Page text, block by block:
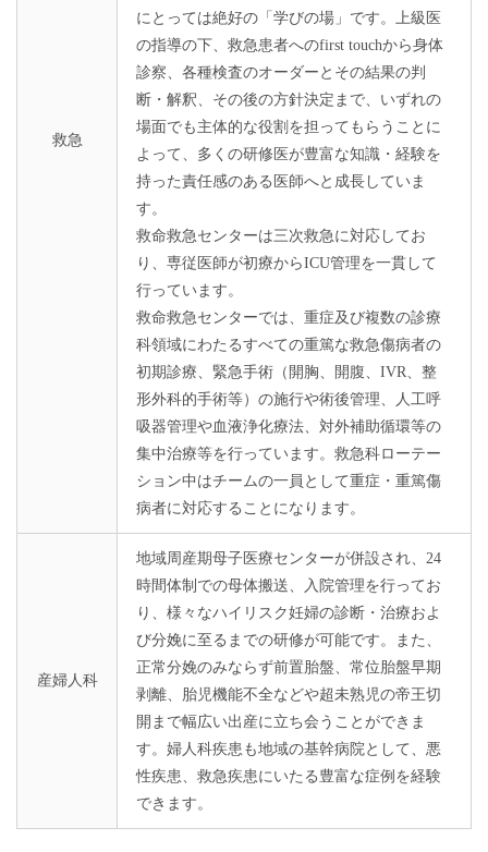
救急
にとっては絶好の「学びの場」です。上級医
の指導の下、救急患者へのfirst touchから身体
診察、各種検査のオーダーとその結果の判
断・解釈、その後の方針決定まで、いずれの
場面でも主体的な役割を担ってもらうことに
よって、多くの研修医が豊富な知識・経験を
持った責任感のある医師へと成長していま
す。
救命救急センターは三次救急に対応してお
り、専従医師が初療からICU管理を一貫して
行っています。
救命救急センターでは、重症及び複数の診療
科領域にわたるすべての重篤な救急傷病者の
初期診療、緊急手術（開胸、開腹、IVR、整
形外科的手術等）の施行や術後管理、人工呼
吸器管理や血液浄化療法、対外補助循環等の
集中治療等を行っています。救急科ローテー
ション中はチームの一員として重症・重篤傷
病者に対応することになります。
産婦人科
地域周産期母子医療センターが併設され、24
時間体制での母体搬送、入院管理を行ってお
り、様々なハイリスク妊婦の診断・治療およ
び分娩に至るまでの研修が可能です。また、
正常分娩のみならず前置胎盤、常位胎盤早期
剥離、胎児機能不全などや超未熟児の帝王切
開まで幅広い出産に立ち会うことができま
す。婦人科疾患も地域の基幹病院として、悪
性疾患、救急疾患にいたる豊富な症例を経験
できます。